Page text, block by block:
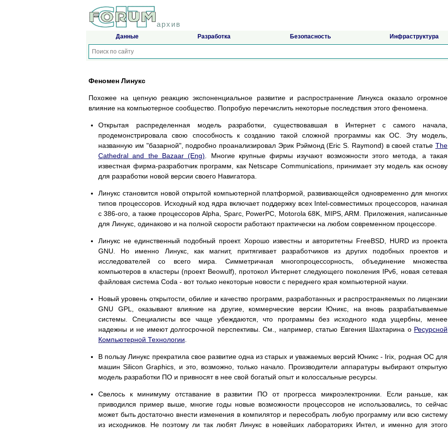
архив
Данные Разработка Безопасность Инфраструктура
Феномен Линукс
Похожее на цепную реакцию экспоненциальное развитие и распространение Линукса оказало огромное
влияние на компьютерное сообщество. Попробую перечислить некоторые последствия этого феномена.
Открытая распределенная модель разработки, существовавшая в Интернет с самого начала,
продемонстрировала свою способность к созданию такой сложной программы как ОС. Эту модель,
названную им "базарной", подробно проанализировал Эрик Рэймонд (Eric S. Raymond) в своей статье The
Cathedral and the Bazaar (Eng) . Многие крупные фирмы изучают возможности этого метода, а такая
известная фирма-разработчик программ, как Netscape Communications, принимает эту модель как основу
для разработки новой версии своего Навигатора.
Линукс становится новой открытой компьютерной платформой, развивающейся одновременно для многих
типов процессоров. Исходный код ядра включает поддержку всех Intel-совместимых процессоров, начиная
с 386-ого, а также процессоров Alpha, Sparc, PowerPC, Motorola 68K, MIPS, ARM. Приложения, написанные
для Линукс, одинаково и на полной скорости работают практически на любом современном процессоре.
Линукс не единственный подобный проект. Хорошо известны и авторитетны FreeBSD, HURD из проекта
GNU. Но именно Линукс, как магнит, притягивает разработчиков из других подобных проектов и
исследователей со всего мира. Симметричная многопроцессорность, объединение множества
компьютеров в кластеры (проект Beowulf), протокол Интернет следующего поколения IPv6, новая сетевая
файловая система Coda - вот только некоторые новости с переднего края компьютерной науки.
Новый уровень открытости, обилие и качество программ, разработанных и распространяемых по лицензии
GNU GPL, оказывают влияние на другие, коммерческие версии Юникс, на вновь разрабатываемые
системы. Cпециалисты все чаще убеждаются, что программы без исходного кода ущербны, менее
надежны и не имеют долгосрочной перспективы. См., например, статью Евгения Шахтарина о Ресурсной
Компьютерной Технологии
В пользу Линукс прекратила свое развитие одна из старых и уважаемых версий Юникс - Irix, родная ОС для
машин Silicon Graphics, и это, возможно, только начало. Производители аппаратуры выбирают открытую
модель разработки ПО и привносят в нее свой богатый опыт и колоссальные ресурсы.
Свелось к минимуму отставание в развитии ПО от прогресса микроэлектроники. Если раньше, как
приводился пример выше, многие годы новые возможности процессоров не использовались, то сейчас
может быть достаточно внести изменения в компилятор и пересобрать любую программу или всю систему
из исходников. Не поэтому ли так любят Линукс в новейших лабораториях Интел, и именно для этого